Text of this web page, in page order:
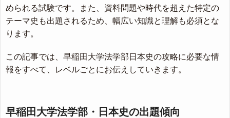
められる試験です。また、資料問題や時代を超えた特定の
テーマ史も出題されるため、幅広い知識と理解も必須とな
ります。
この記事では、早稲田大学法学部日本史の攻略に必要な情
報をすべて、レベルごとにお伝えしていきます。
早稲田大学法学部・日本史の出題傾向